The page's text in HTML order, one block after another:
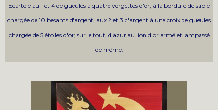
Ecartelé au 1 et 4 de gueules à quatre vergettes d'or, à la bordure de sable
chargée de 10 besants d'argent, aux 2 et 3 d'argent à une croix de gueules
chargée de 5 étoiles d'or; sur le tout, d'azur au lion d'or armé et lampassé
de même.